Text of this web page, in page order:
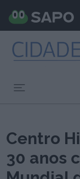
Centro
30 anos